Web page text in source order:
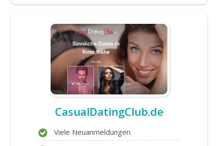
CasualDatingClub.de
Viele Neuanmeldungen